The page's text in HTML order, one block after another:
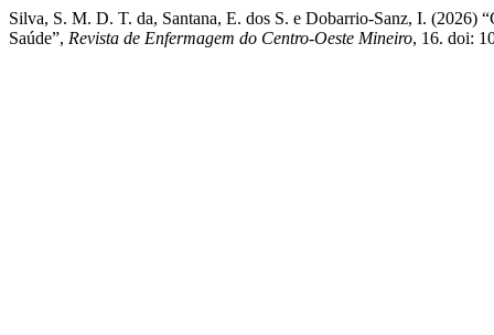
Silva, S. M. D. T. da, Santana, E. dos S. e Dobarrio-Sanz, I. (2026)
Saúde”, Revista de Enfermagem do Centro-Oeste Mineiro, 16. doi: